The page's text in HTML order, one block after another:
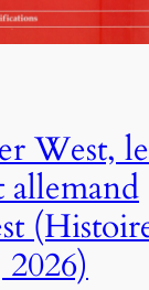
West, le
allemand